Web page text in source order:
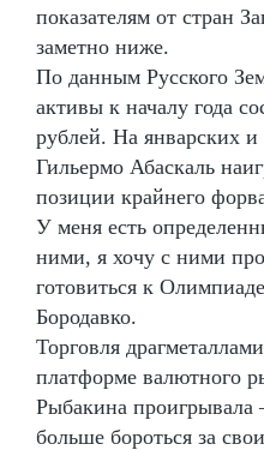
показателям от стран
заметно ниже.
По данным Русского
активы к началу года
рублей. На январских и
Гильермо Абаскаль
позиции крайнего
У меня есть
ними, я хочу с ними
готовиться к
Бородавко.
Торговля
платформе валютного
Рыбакина
больше бороться за